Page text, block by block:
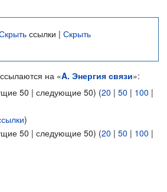
ссылки | Скрыть
на «A. Энергия связи»:
50 | следующие 50) (20 | 50 | 100 |
)
50 | следующие 50) (20 | 50 | 100 |